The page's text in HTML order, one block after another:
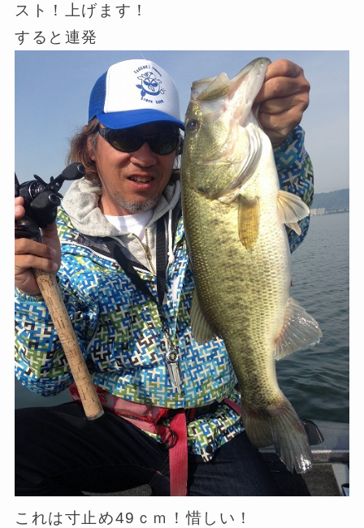
スト！上げます！
すると連発
これは寸止め49ｃｍ！惜しい！